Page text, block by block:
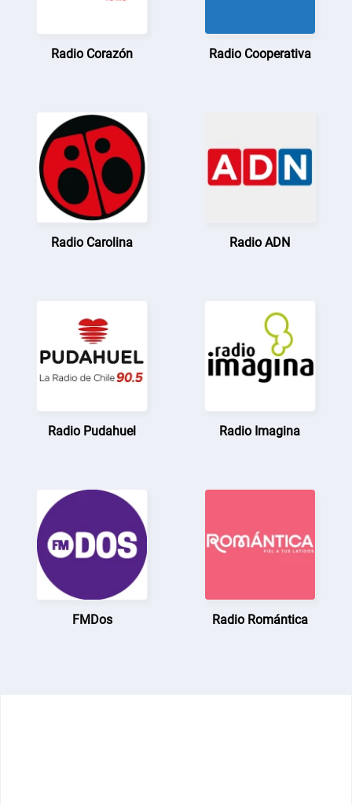
Radio Corazón Radio Cooperativa
Radio Carolina Radio ADN
Radio Pudahuel Radio Imagina
FMDos Radio Romántica